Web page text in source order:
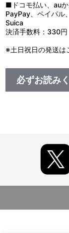
■ドコモ払い、auか
PayPay、ペイパル
Suica
決済手数料：330円
※土日祝日の発送は
必ずお読み
A-on STORE
※イベント会場や
※詳細は公式サイト
※本商品は、2026
レ秋葉原1 2階イベ
リーズ×アトレ秋
ルクラブ POP UP